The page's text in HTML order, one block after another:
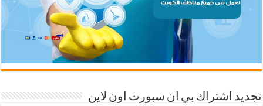
تجديد اشتراك بي ان سبورت اون لاين